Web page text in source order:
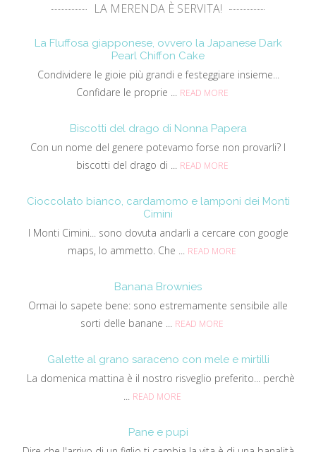
LA MERENDA È SERVITA!
La Fluffosa giapponese, ovvero la Japanese Dark
Pearl Chiffon Cake
Condividere le gioie più grandi e festeggiare insieme...
Confidare le proprie ... READ MORE
Biscotti del drago di Nonna Papera
Con un nome del genere potevamo forse non provarli? I
biscotti del drago di ... READ MORE
Cioccolato bianco, cardamomo e lamponi dei Monti
Cimini
I Monti Cimini... sono dovuta andarli a cercare con google
maps, lo ammetto. Che ... READ MORE
Banana Brownies
Ormai lo sapete bene: sono estremamente sensibile alle
sorti delle banane ... READ MORE
Galette al grano saraceno con mele e mirtilli
La domenica mattina è il nostro risveglio preferito... perchè
... READ MORE
Pane e pupi